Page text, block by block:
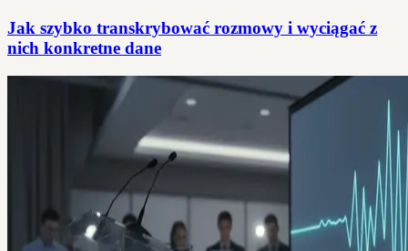
Jak szybko transkrybować rozmowy i wyciągać z
nich konkretne dane